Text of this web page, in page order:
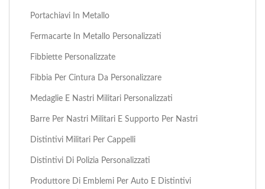
Portachiavi In Metallo
Fermacarte In Metallo Personalizzati
Fibbiette Personalizzate
Fibbia Per Cintura Da Personalizzare
Medaglie E Nastri Militari Personalizzati
Barre Per Nastri Militari E Supporto Per Nastri
Distintivi Militari Per Cappelli
Distintivi Di Polizia Personalizzati
Produttore Di Emblemi Per Auto E Distintivi